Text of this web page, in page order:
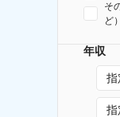
そ
ど）
年収
指
指